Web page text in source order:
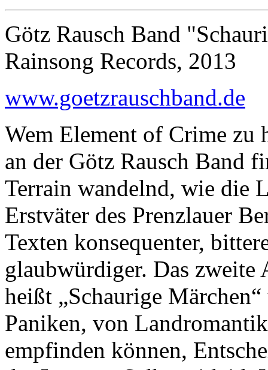
Götz Rausch Band
Rainsong Records, 2013
www.goetzrauschband.de
Wem Element of Crime zu
an der Götz Rausch Band
Terrain wandelnd, wie die
Erstväter des Prenzlauer
Texten konsequenter,
glaubwürdiger. Das zweite
heißt „Schaurige
Paniken, von
empfinden können,